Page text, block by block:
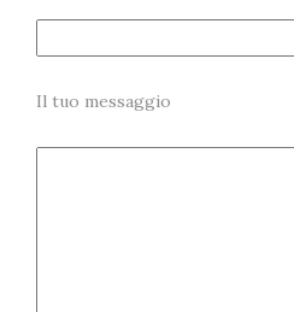
Il tuo messaggio